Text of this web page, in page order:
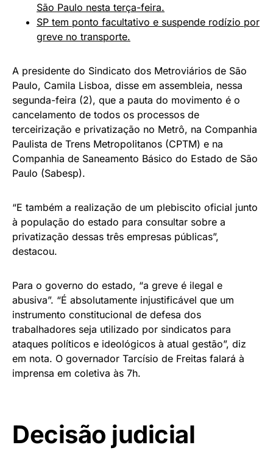
São Paulo nesta terça-feira.
SP tem ponto facultativo e suspende rodízio por
greve no transporte.
A presidente do Sindicato dos Metroviários de São
Paulo, Camila Lisboa, disse em assembleia, nessa
segunda-feira (2), que a pauta do movimento é o
cancelamento de todos os processos de
terceirização e privatização no Metrô, na Companhia
Paulista de Trens Metropolitanos (CPTM) e na
Companhia de Saneamento Básico do Estado de São
Paulo (Sabesp).
“E também a realização de um plebiscito oficial junto
à população do estado para consultar sobre a
privatização dessas três empresas públicas”,
destacou.
Para o governo do estado, “a greve é ilegal e
abusiva”. “É absolutamente injustificável que um
instrumento constitucional de defesa dos
trabalhadores seja utilizado por sindicatos para
ataques políticos e ideológicos à atual gestão”, diz
em nota. O governador Tarcísio de Freitas falará à
imprensa em coletiva às 7h.
Decisão judicial